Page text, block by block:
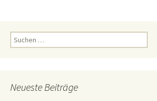
Suchen
nach:
Neueste Beiträge